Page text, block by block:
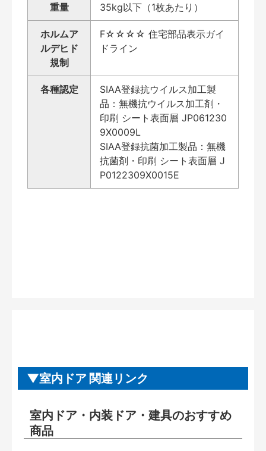
重量 35kg以下（1枚あたり）
ホルムア
ルデヒド
規制
F☆☆☆☆ 住宅部品表示ガイ
ドライン
各種認定
SIAA登録抗ウイルス加工製
品：無機抗ウイルス加工剤・
印刷 シート表面層 JP061230
9X0009L
SIAA登録抗菌加工製品：無機
抗菌剤・印刷 シート表面層 J
P0122309X0015E
室内ドア 関連リンク
室内ドア・内装ドア・建具のおすすめ
商品